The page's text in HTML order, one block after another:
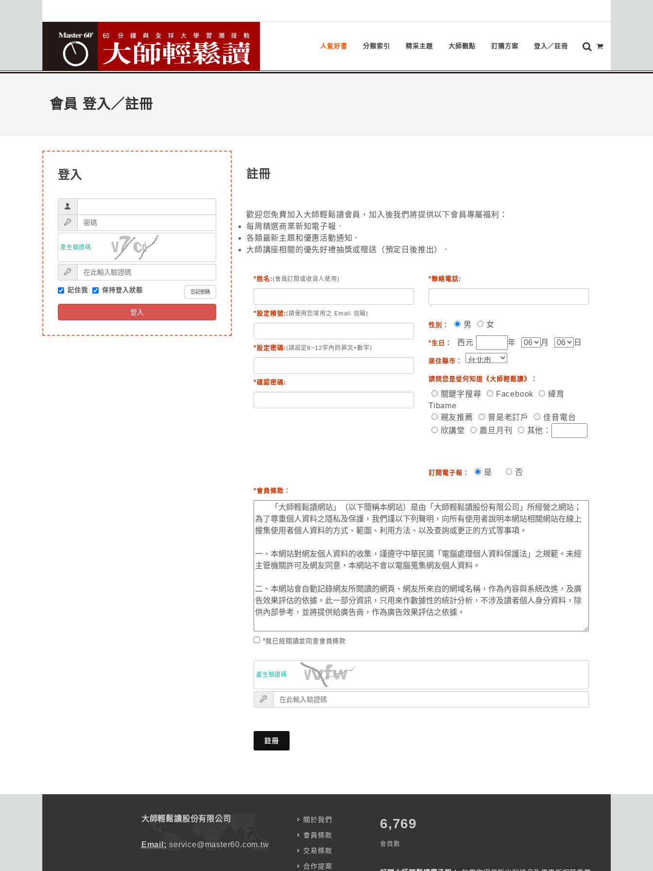
人氣好書 分類索引 精采主題 大師觀點 訂購方案 登入／註冊
會員 登入／註冊
登入
產生驗證碼
記住我 保持登入狀態 忘記密碼
登入
註冊
歡迎您免費加入大師輕鬆讀會員，加入後我們將提供以下會員專屬福利：
每周精選商業新知電子報．
各類最新主題和優惠活動通知．
大師講座相關的優先好禮抽獎或贈送（預定日後推出）．
*姓名:(會員訂閱或收貨人使用)
*設定帳號:(請使用您常用之 Email 信箱)
*設定密碼:(請設定6~12字內的英文+數字)
*確認密碼:
*聯絡電話:
性別： 男 女
*生日： 西元 年 月 日
居住縣市：
請問您是從何知道《大師輕鬆讀》：
關鍵字搜尋 Facebook
緯育
Tibame
親友推薦
曾是老訂戶
佳音電台
欣講堂
震旦月刊 其他：
訂閱電子報： 是 否
*會員條款：
*我已經閱讀並同意會員條款
產生驗證碼
註冊
大師輕鬆讀股份有限公司
Email: service@master60.com.tw
關於我們
會員條款
交易條款
合作提案
7,787
會員數